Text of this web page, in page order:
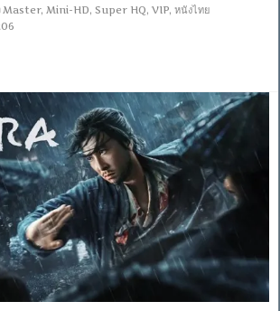
Master, Mini-HD,Super HQ,VIP,หนังไทย
]
+อังกฤษ]